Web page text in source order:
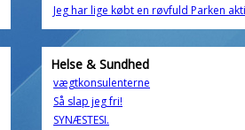
Jeg har lige købt en røvfuld Parken
Helse & Sundhed
vægtkonsulenterne
Så slap jeg fri!
SYNÆSTESI.